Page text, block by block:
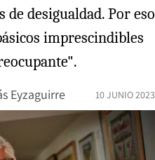
de desigualdad. Por eso
imprescindibles
Eyzaguirre 10 JUNIO 2023